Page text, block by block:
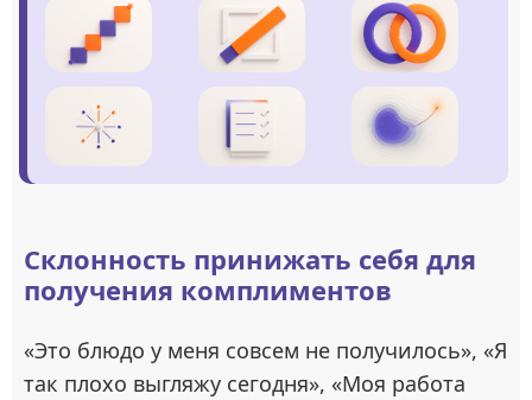
Склонность принижать себя для
получения комплиментов
«Это блюдо у меня совсем не получилось», «Я
так плохо выгляжу сегодня», «Моя работа